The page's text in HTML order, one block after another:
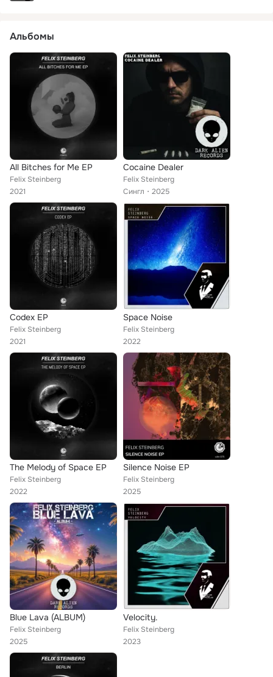
Альбомы
All Bitches for Me EP
Felix Steinberg
2021
Cocaine Dealer
Felix Steinberg
Сингл
2025
Codex EP
Felix Steinberg
2021
Space Noise
Felix Steinberg
2022
The Melody of Space EP
Felix Steinberg
2022
Silence Noise EP
Felix Steinberg
2025
Blue Lava (ALBUM)
Felix Steinberg
2025
Velocity.
Felix Steinberg
2023